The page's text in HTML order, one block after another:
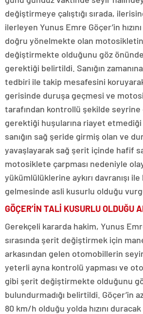
değiştirmeye çalıştığı sırada,
ilerleyen Yunus Emre Göçer’in
doğru yönelmekte olan
değiştirmekte olduğunu göz
gerektiği belirtildi. Sanığın
tedbiri ile takip mesafesini
gerisinde duruşa geçmesi ve
tarafından kontrollü şekilde
gerektiği huşularına riayet etmediği
sanığın sağ şeride girmiş olan ve
yavaşlayarak sağ şerit içinde hafif
motosiklete çarpması nedeniyle
yükümlülüklerine aykırı davranışı
gelmesinde asli kusurlu olduğu
GÖÇER’İN TALİ KUSURLU OLDUĞU
Gerekçeli kararda hakim, Yunus
sırasında şerit değiştirmek için
arkasından gelen otomobillerin
yeterli ayna kontrolü yapması ve
gibi şerit değiştirmekte olduğunu
bulundurmadığı belirtildi. Göçer’in
80 km/h olduğu yolda hızını